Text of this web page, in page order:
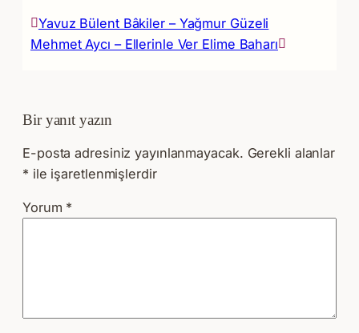
Yavuz Bülent Bâkiler – Yağmur Güzeli
Mehmet Aycı – Ellerinle Ver Elime Baharı
Bir yanıt yazın
E-posta adresiniz yayınlanmayacak. Gerekli alanlar
* ile işaretlenmişlerdir
Yorum *